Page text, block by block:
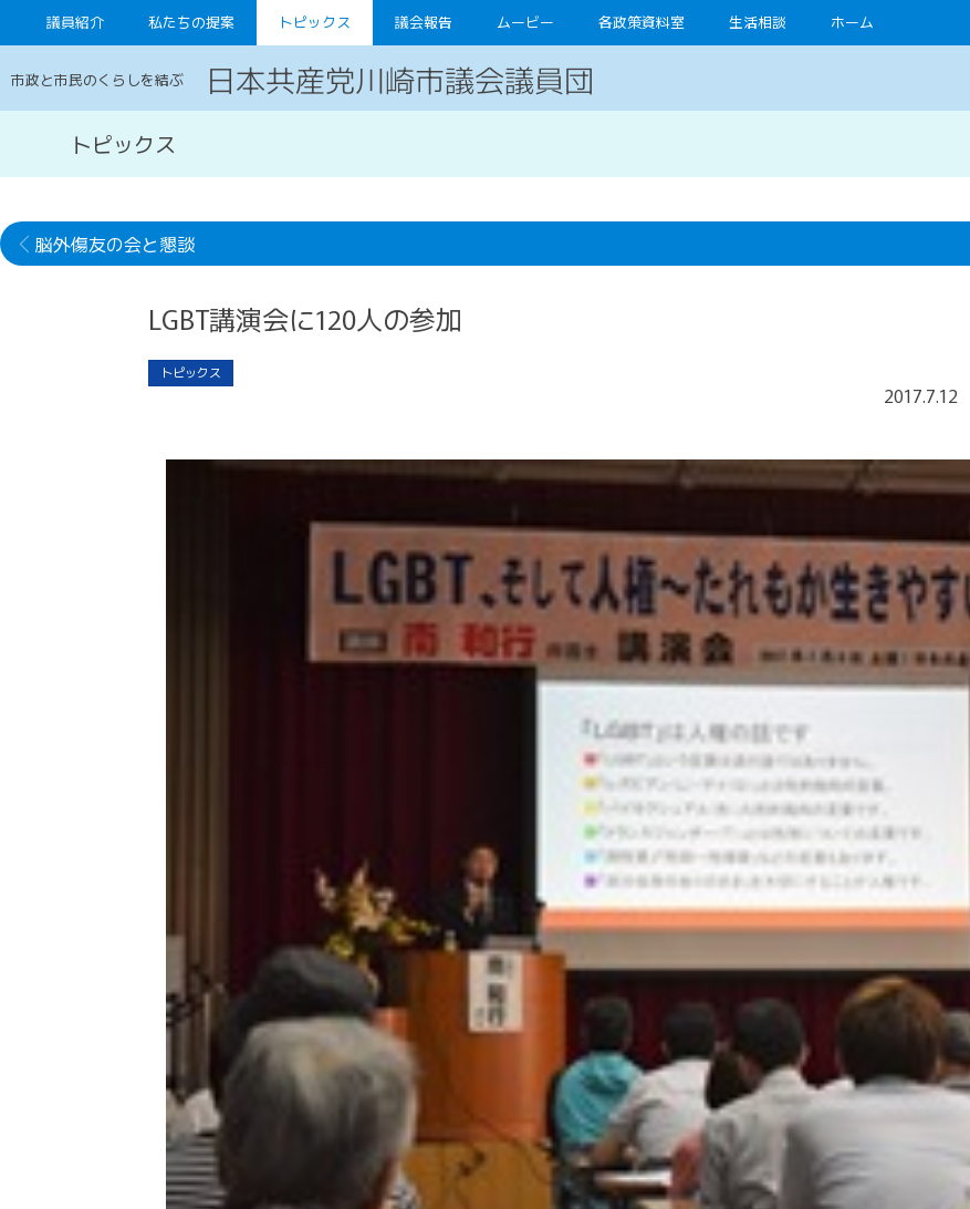
議員紹介 私たちの提案 トピックス 議会報告 ムービー 各政策資料室 生活相談 ホーム
市政と市民のくらしを結ぶ 日本共産党川崎市議会議員団
トピックス
脳外傷友の会と懇談
LGBT講演会に120人の参加
トピックス
2017.7.12